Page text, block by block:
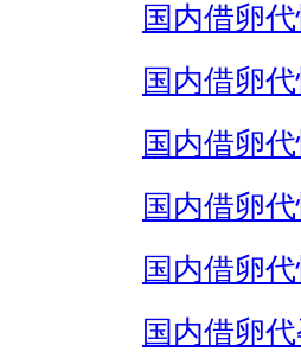
国内借卵
国内借卵
国内借卵
国内借卵
国内借卵
国内借卵